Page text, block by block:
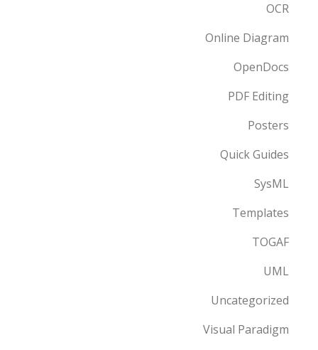
OCR
Online Diagram
OpenDocs
PDF Editing
Posters
Quick Guides
SysML
Templates
TOGAF
UML
Uncategorized
Visual Paradigm